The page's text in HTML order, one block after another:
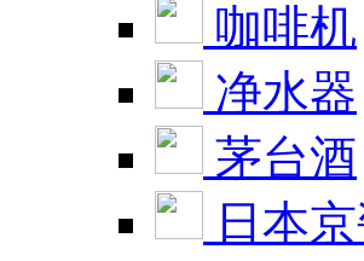
咖啡机
净水器
茅台酒
日本